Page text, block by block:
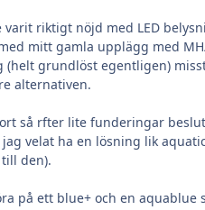
varit riktigt nöjd med LED
mitt gamla upplägg med
(helt grundlöst egentligen)
alternativen.
så rfter lite funderingar
velat ha en lösning lik
den).
på ett blue+ och en